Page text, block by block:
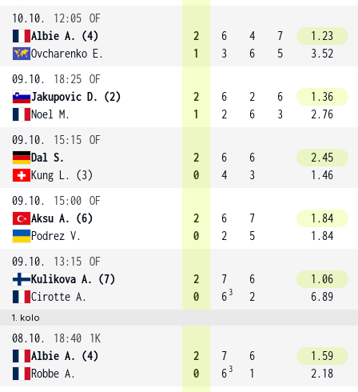
10.10.
12:05 OF
Albie A. (4)
Ovcharenko E.
2
1
6
3
4
6
7
5
1.23
3.52
09.10.
18:25 OF
Jakupovic D. (2)
Noel M.
2
1
6
2
2
6
6
3
1.36
2.76
09.10.
15:15 OF
Dal S.
Kung L. (3)
2
0
6
4
6
3
2.45
1.46
09.10.
15:00 OF
Aksu A. (6)
Podrez V.
2
0
6
2
7
5
1.84
1.84
09.10.
13:15 OF
Kulikova A. (7)
Cirotte A.
2
0
7
6 3
6
2
1.06
6.89
1. kolo
08.10. 18:40
1K
Albie A. (4)
Robbe A.
2
0
7
6 3
6
1
1.59
2.18